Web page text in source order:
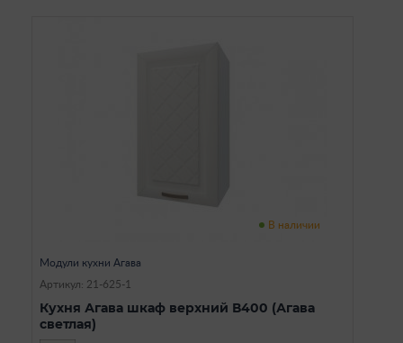
В наличии
Модули кухни Агава
Артикул: 21-625-1
Кухня Агава шкаф верхний В400 (Агава
светлая)